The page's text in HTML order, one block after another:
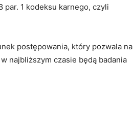
1 kodeksu karnego, czyli
postępowania, który pozwala na
najbliższym czasie będą badania